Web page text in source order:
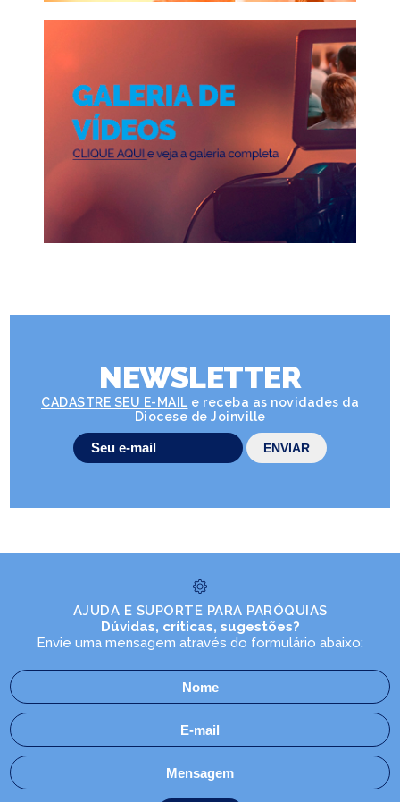
NEWSLETTER
CADASTRE SEU E-MAIL e receba as novidades da
Diocese de Joinville
AJUDA E SUPORTE PARA PARÓQUIAS
Dúvidas, críticas, sugestões?
Envie uma mensagem através do formulário abaixo: